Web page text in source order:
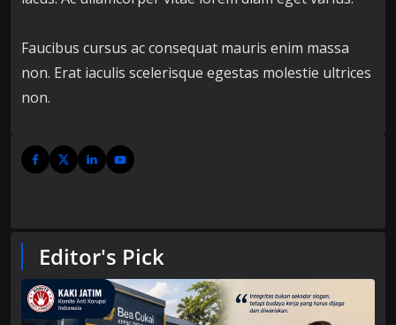
Faucibus cursus ac consequat mauris enim massa
non. Erat iaculis scelerisque egestas molestie ultrices
non.
Editor's Pick